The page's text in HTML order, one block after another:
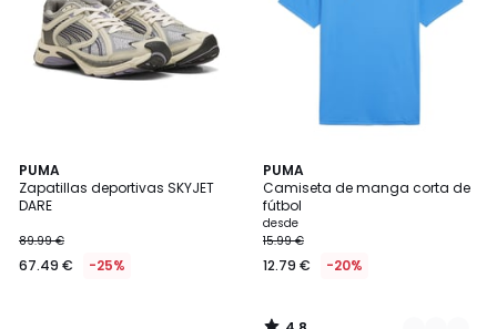
PUMA
Zapatillas deportivas SKYJET
DARE
€
en
89.99 €
67.49 € -25%
PUMA
Camiseta de manga corta de
fútbol
desde
15.99 €
12.79 € -20%
4,8
/ 5
6
Colores